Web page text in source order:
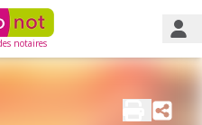
notaires